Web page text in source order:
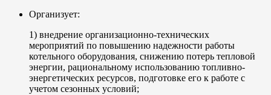
Организует:
1) внедрение организационно-технических
мероприятий по повышению надежности работы
котельного оборудования, снижению потерь тепловой
энергии, рациональному использованию топливно-
энергетических ресурсов, подготовке его к работе с
учетом сезонных условий;